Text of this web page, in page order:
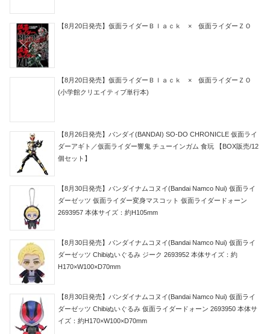
【8月20日発売】仮面ライダーＢｌａｃｋ × 仮面ライダーＺＯ
【8月20日発売】仮面ライダーＢｌａｃｋ × 仮面ライダーＺＯ
(小学館クリエイティブ単行本)
【8月26日発売】バンダイ(BANDAI) SO-DO CHRONICLE 仮面ライ
ダーアギト／仮面ライダー響鬼 チューインガム 食玩 【BOX販売/12
個セット】
【8月30日発売】バンダイナムコヌイ(Bandai Namco Nui) 仮面ライ
ダーゼッツ 仮面ライダー変身マスコット 仮面ライダードォーン
2693957 本体サイズ：約H105mm
【8月30日発売】バンダイナムコヌイ(Bandai Namco Nui) 仮面ライ
ダーゼッツ Chibiぬいぐるみ ジーク 2693952 本体サイズ：約
H170×W100×D70mm
【8月30日発売】バンダイナムコヌイ(Bandai Namco Nui) 仮面ライ
ダーゼッツ Chibiぬいぐるみ 仮面ライダードォーン 2693950 本体サ
イズ：約H170×W100×D70mm